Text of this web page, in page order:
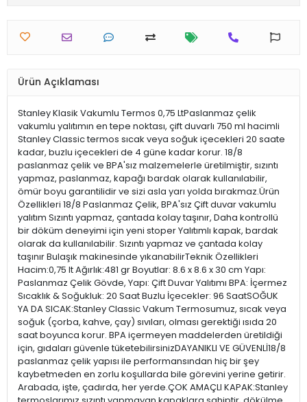
Ürün Açıklaması
Stanley Klasik Vakumlu Termos 0,75 LtPaslanmaz çelik
vakumlu yalıtımın en tepe noktası, çift duvarlı 750 ml hacimli
Stanley Classic termos sıcak veya soğuk içecekleri 20 saate
kadar, buzlu içecekleri de 4 güne kadar korur. 18/8
paslanmaz çelik ve BPA'sız malzemelerle üretilmiştir, sızıntı
yapmaz, paslanmaz, kapağı bardak olarak kullanılabilir,
ömür boyu garantilidir ve sizi asla yarı yolda bırakmaz.Ürün
Özellikleri 18/8 Paslanmaz Çelik, BPA'sız Çift duvar vakumlu
yalıtım Sızıntı yapmaz, çantada kolay taşınır, Daha kontrollü
bir döküm deneyimi için yeni stoper Yalıtımlı kapak, bardak
olarak da kullanılabilir. Sızıntı yapmaz ve çantada kolay
taşınır Bulaşık makinesinde yıkanabilirTeknik Özellikleri
Hacim:0,75 lt Ağırlık:481 gr Boyutlar: 8.6 x 8.6 x 30 cm Yapı:
Paslanmaz Çelik Gövde, Yapı: Çift Duvar Yalıtımı BPA: İçermez
Sıcaklık & Soğukluk: 20 Saat Buzlu İçecekler: 96 SaatSOĞUK
YA DA SICAK:Stanley Classic Vakum Termosumuz, sıcak veya
soğuk (çorba, kahve, çay) sıvıları, olması gerektiği ısıda 20
saat boyunca korur. BPA içermeyen maddelerden üretildiği
için, gıdaları güvenle tüketebilirsinizDAYANIKLI VE GÜVENLİ18/8
paslanmaz çelik yapısı ile performansından hiç bir şey
kaybetmeden en zorlu koşullarda bile görevini yerine getirir.
Arabada, işte, çadırda, her yerde.ÇOK AMAÇLI KAPAK:Stanley